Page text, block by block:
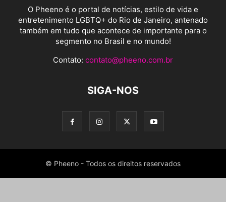
O Pheeno é o portal de notícias, estilo de vida e
entretenimento LGBTQ+ do Rio de Janeiro, antenado
também em tudo que acontece de importante para o
segmento no Brasil e no mundo!
Contato: contato@pheeno.com.br
SIGA-NOS
© Pheeno - Todos os direitos reservados